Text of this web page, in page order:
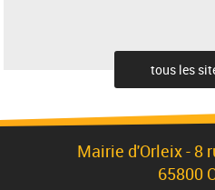
tous les
Mairie d'Orleix - 8
65800